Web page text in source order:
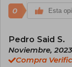
0 Esta
Pedro Said S.
Noviembre, 2023
Compra